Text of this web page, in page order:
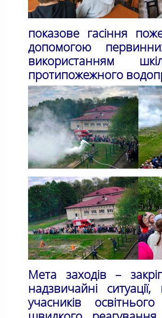
показове гасіння
допомогою
використанням
протипожежного
Мета заходів –
надзвичайні
учасників